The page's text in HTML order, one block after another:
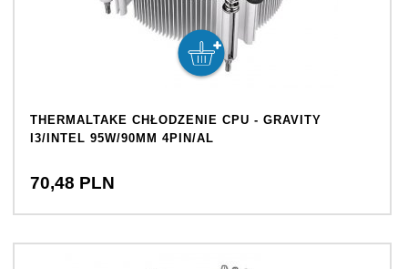
THERMALTAKE CHŁODZENIE CPU - GRAVITY
I3/INTEL 95W/90MM 4PIN/AL
70,48 PLN